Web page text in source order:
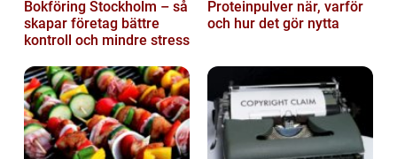
Bokföring Stockholm – så
skapar företag bättre
kontroll och mindre stress
Proteinpulver när, varför
och hur det gör nytta